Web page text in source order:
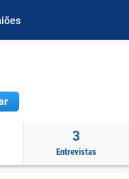
3
Entrevistas